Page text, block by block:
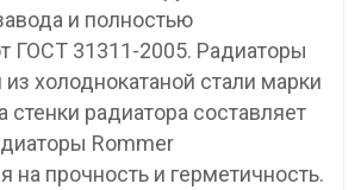
и полностью
ГОСТ 31311-2005. Радиаторы
холоднокатаной стали марки
стенки радиатора составляет
Rommer
на прочность и герметичность.